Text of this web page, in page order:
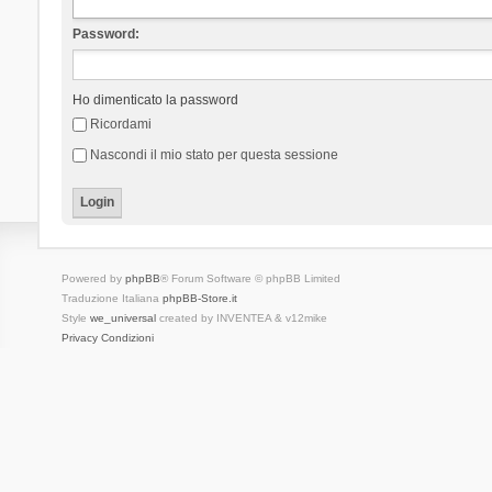
Password:
Ho dimenticato la password
Ricordami
Nascondi il mio stato per questa sessione
Powered by phpBB® Forum Software © phpBB Limited
Traduzione Italiana phpBB-Store.it
Style we_universalcreated by INVENTEA & v12mike
Privacy Condizioni